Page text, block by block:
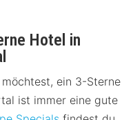
Hotel in
ein 3-Sterne
ist immer eine gute